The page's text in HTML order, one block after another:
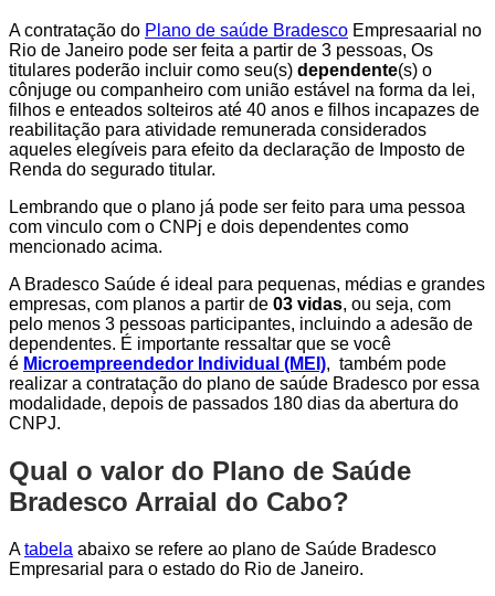
A contratação do Plano de saúde Bradesco Empresaarial no
Rio de Janeiro pode ser feita a partir de 3 pessoas, Os
titulares poderão incluir como seu(s) dependente(s) o
cônjuge ou companheiro com união estável na forma da lei,
filhos e enteados solteiros até 40 anos e filhos incapazes de
reabilitação para atividade remunerada considerados
aqueles elegíveis para efeito da declaração de Imposto de
Renda do segurado titular.
Lembrando que o plano já pode ser feito para uma pessoa
com vinculo com o CNPj e dois dependentes como
mencionado acima.
A Bradesco Saúde é ideal para pequenas, médias e grandes
empresas, com planos a partir de 03 vidas, ou seja, com
pelo menos 3 pessoas participantes, incluindo a adesão de
dependentes. É importante ressaltar que se você
é Microempreendedor Individual (MEI), também pode
realizar a contratação do plano de saúde Bradesco por essa
modalidade, depois de passados 180 dias da abertura do
CNPJ.
Qual o valor do Plano de Saúde
Bradesco Arraial do Cabo?
Atabela abaixo se refere ao plano de Saúde Bradesco
Empresarial para o estado do Rio de Janeiro.